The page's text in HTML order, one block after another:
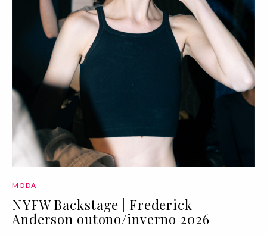
MODA
NYFW Backstage | Frederick
Anderson outono/inverno 2026